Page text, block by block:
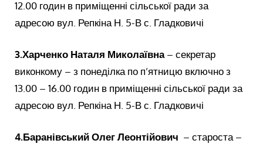
12.00 годин в приміщенні сільської ради за
адресою вул. Репкіна Н. 5-В с. Гладковичі
3.Харченко Наталя Миколаївна– секретар
виконкому – з понеділка по п’ятницю включно з
13.00 – 16.00 годин в приміщенні сільської ради за
адресою вул. Репкіна Н. 5-В с. Гладковичі
4.Баранівський Олег Леонтійович – староста –